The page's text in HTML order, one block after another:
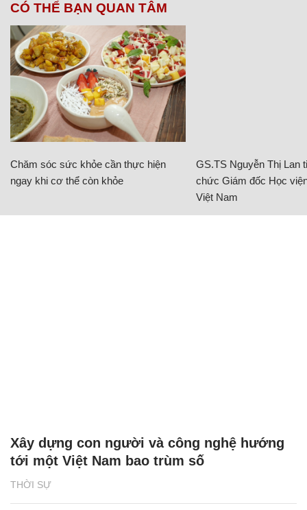
CÓ THỂ BẠN QUAN TÂM
Chăm sóc sức khỏe cần thực hiện
ngay khi cơ thể còn khỏe
GS.TS Nguyễn Thị Lan
chức Giám đốc Học
Việt Nam
THỜI SỰ
Xây dựng con người và công nghệ hướng
tới một Việt Nam bao trùm số